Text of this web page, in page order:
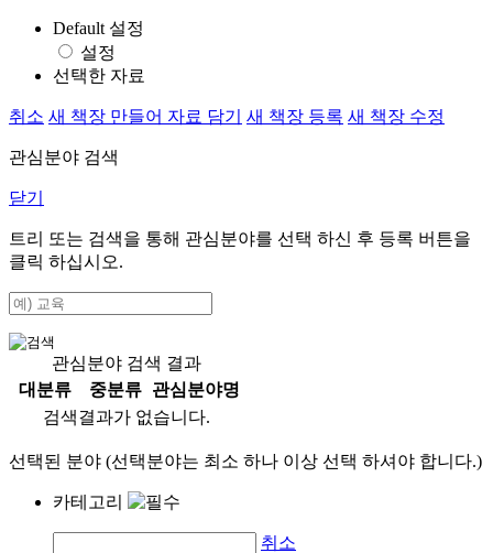
Default 설정
설정
선택한 자료
취소 새 책장 만들어 자료 담기 새 책장 등록 새 책장 수정
관심분야 검색
닫기
트리 또는 검색을 통해 관심분야를 선택 하신 후 등록 버튼을
클릭 하십시오.
관심분야 검색 결과
대분류
중분류
관심분야명
검색결과가 없습니다.
선택된 분야 (선택분야는 최소 하나 이상 선택 하셔야 합니다.)
카테고리
취소